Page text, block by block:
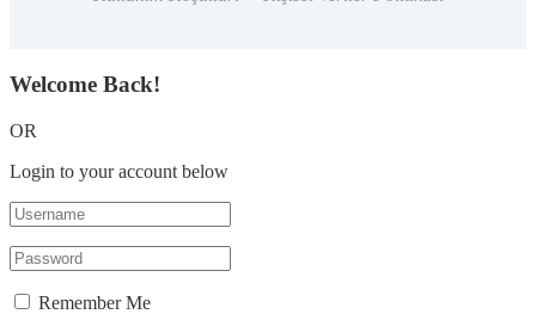
Welcome Back!
OR
Login to your account below
Remember Me